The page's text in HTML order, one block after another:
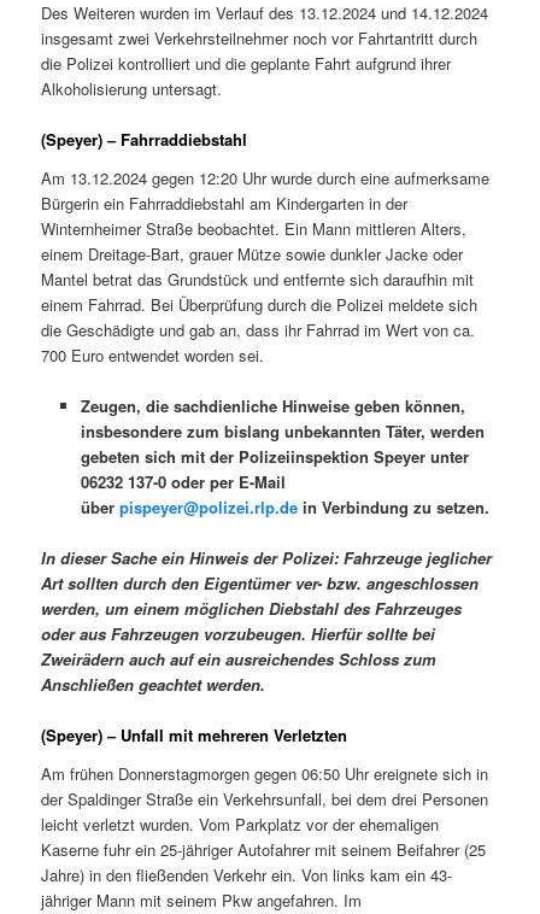
Des Weiteren wurden im Verlauf des 13.12.2024 und 14.12.2024
insgesamt zwei Verkehrsteilnehmer noch vor Fahrtantritt durch
die Polizei kontrolliert und die geplante Fahrt aufgrund ihrer
Alkoholisierung untersagt.
(Speyer) – Fahrraddiebstahl
Am 13.12.2024 gegen 12:20 Uhr wurde durch eine aufmerksame
Bürgerin ein Fahrraddiebstahl am Kindergarten in der
Winternheimer Straße beobachtet. Ein Mann mittleren Alters,
einem Dreitage-Bart, grauer Mütze sowie dunkler Jacke oder
Mantel betrat das Grundstück und entfernte sich daraufhin mit
einem Fahrrad. Bei Überprüfung durch die Polizei meldete sich
die Geschädigte und gab an, dass ihr Fahrrad im Wert von ca.
700 Euro entwendet worden sei.
Zeugen, die sachdienliche Hinweise geben können,
insbesondere zum bislang unbekannten Täter, werden
gebeten sich mit der Polizeiinspektion Speyer unter
06232 137-0 oder per E-Mail
über pispeyer@polizei.rlp.dein Verbindung zu setzen.
In dieser Sache ein Hinweis der Polizei: Fahrzeuge jeglicher
Art sollten durch den Eigentümer ver- bzw. angeschlossen
werden, um einem möglichen Diebstahl des Fahrzeuges
oder aus Fahrzeugen vorzubeugen. Hierfür sollte bei
Zweirädern auch auf ein ausreichendes Schloss zum
Anschließen geachtet werden.
(Speyer) – Unfall mit mehreren Verletzten
Am frühen Donnerstagmorgen gegen 06:50 Uhr ereignete sich in
der Spaldinger Straße ein Verkehrsunfall, bei dem drei Personen
leicht verletzt wurden. Vom Parkplatz vor der ehemaligen
Kaserne fuhr ein 25-jähriger Autofahrer mit seinem Beifahrer (25
Jahre) in den fließenden Verkehr ein. Von links kam ein 43-
jähriger Mann mit seinem Pkw angefahren. Im